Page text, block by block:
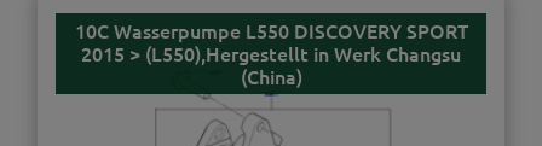
10C Wasserpumpe L550 DISCOVERY SPORT
2015 > (L550),Hergestellt in Werk Changsu
(China)